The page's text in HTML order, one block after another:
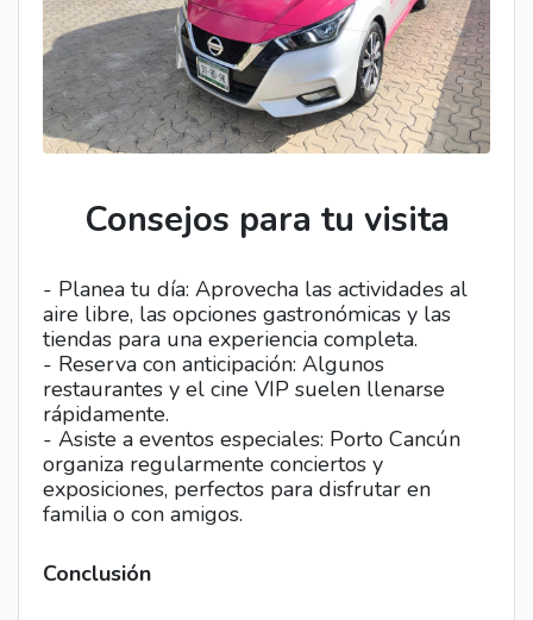
Consejos para tu visita
- Planea tu día: Aprovecha las actividades al
aire libre, las opciones gastronómicas y las
tiendas para una experiencia completa.
- Reserva con anticipación: Algunos
restaurantes y el cine VIP suelen llenarse
rápidamente.
- Asiste a eventos especiales: Porto Cancún
organiza regularmente conciertos y
exposiciones, perfectos para disfrutar en
familia o con amigos.
Conclusión